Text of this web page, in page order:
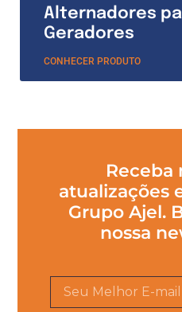
Alternadores
Geradores
CONHECER PRODUTO
Receba
atualizações
Grupo Ajel.
nossa